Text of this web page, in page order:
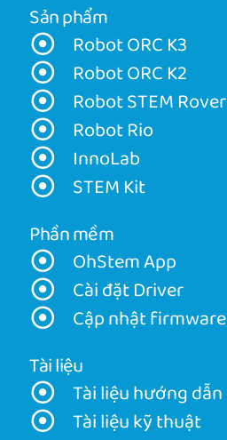
Sản phẩm
Robot ORC K3
Robot ORC K2
Robot STEM Rover
Robot Rio
InnoLab
STEM Kit
Phần mềm
OhStem App
Cài đặt Driver
Cập nhật firmware
Tài liệu
Tài liệu hướng dẫn
Tài liệu kỹ thuật